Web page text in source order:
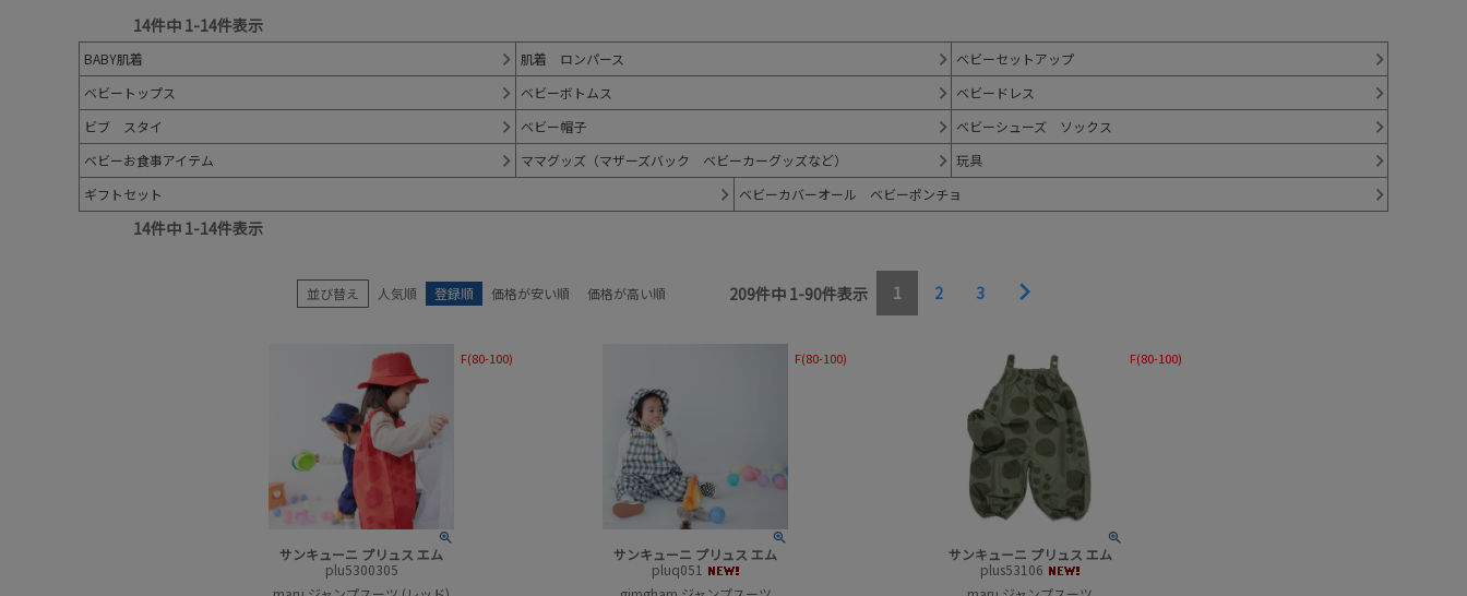
14件中 1-14件表示
BABY肌着 肌着 ロンパース
ベビーセットアップ
ベビートップス
ベビーボトムス
ベビードレス
ビブ スタイ
ベビー帽子
ベビーシューズ ソックス
ベビーお食事アイテム
ママグッズ（マザーズバック ベビーカーグッズなど）
玩具
ギフトセット
ベビーカバーオール ベビーポンチョ
14件中 1-14件表示
並び替え 人気順 登録順 価格が安い順 価格が高い順 209件中 1-90件表示 1 2 3
サンキューニ プリュス エム
plu5300305
F(80-100)
サンキューニ プリュス エム
pluq051
F(80-100)
サンキューニ プリュス エム
plus53106
F(80-100)